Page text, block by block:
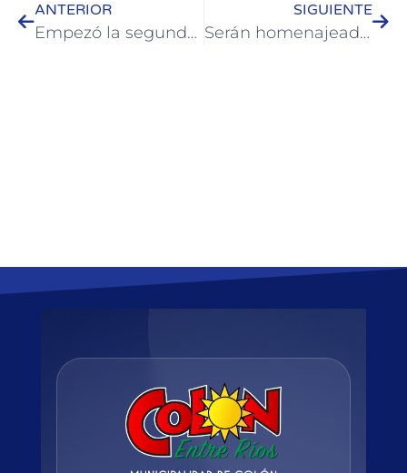
ANTERIOR
Empezó la segunda etapa de asfaltado de Boulevard Ferrari de Colón
SIGUIENTE
Serán homenajeados en Colón Caídos y Veteranos de Malvinas